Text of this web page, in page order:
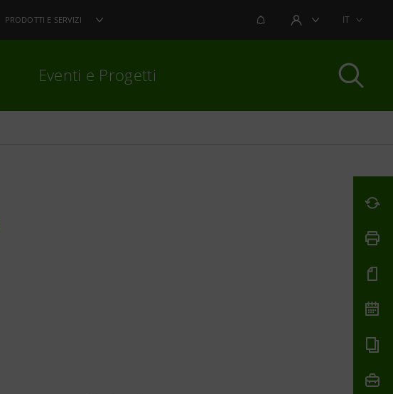
PRODOTTI E SERVIZI NOTIFICHEAREA UTENTEIT
Eventi e Progetti